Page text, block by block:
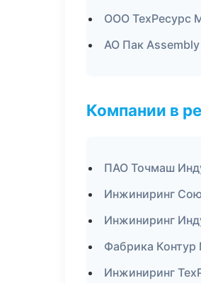
ООО ТехРесурс
АО Пак
Компании в
ПАО Точмаш
Инжиниринг
Инжиниринг
Фабрика
Инжиниринг